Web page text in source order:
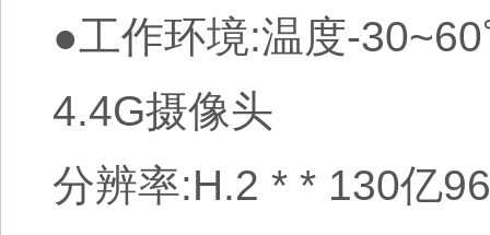
●工作环境:温度-
4.4G摄像头
分辨率:H.2 * * 130亿